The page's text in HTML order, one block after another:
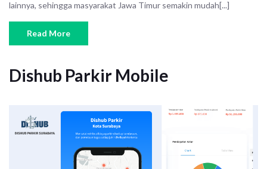
lainnya, sehingga masyarakat Jawa Timur semakin mudah[...]
Read More
Dishub Parkir Mobile